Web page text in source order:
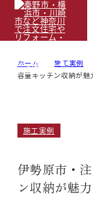
ホーム 施工実例
容量キッチン収納が
施工実例
伊勢原市・
ン収納が魅